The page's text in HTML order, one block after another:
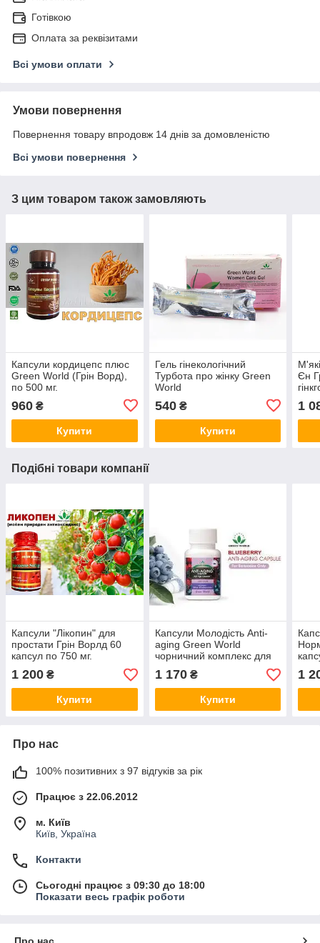
Готівкою
Оплата за реквізитами
Всі умови оплати
Умови повернення
Повернення товару впродовж 14 днів за домовленістю
Всі умови повернення
З цим товаром також замовляють
Капсули кордицепс плюс
Green World (Грін Ворд),
по 500 мг.
960 ₴
Купити
Гель гінекологічний
Турбота про жінку Green
World
540₴
Купити
Єн
мг
1
Подібні товари компанії
Капсули "Лікопин" для
простати Грін Ворлд 60
капсул по 750 мг.
1 200 ₴
Купити
Капсули Молодість Anti-
aging Green World
чорничний комплекс для
молодості та краси тіла
1 170₴
Купити
1
Про нас
100% позитивних з 97 відгуків за рік
Працює з 22.06.2012
м. Київ
Київ, Україна
Контакти
Сьогодні працює з 09:30 до 18:00
Показати весь графік роботи